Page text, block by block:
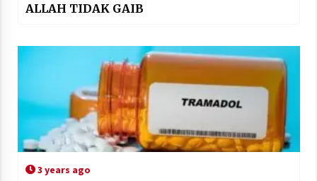
ALLAH TIDAK GAIB
3 years ago